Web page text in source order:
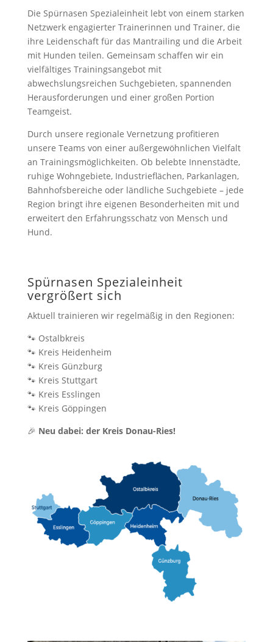
Die Spürnasen Spezialeinheit lebt von einem starken
Netzwerk engagierter Trainerinnen und Trainer, die
ihre Leidenschaft für das Mantrailing und die Arbeit
mit Hunden teilen. Gemeinsam schaffen wir ein
vielfältiges Trainingsangebot mit
abwechslungsreichen Suchgebieten, spannenden
Herausforderungen und einer großen Portion
Teamgeist.
Durch unsere regionale Vernetzung profitieren
unsere Teams von einer außergewöhnlichen Vielfalt
an Trainingsmöglichkeiten. Ob belebte Innenstädte,
ruhige Wohngebiete, Industrieflächen, Parkanlagen,
Bahnhofsbereiche oder ländliche Suchgebiete – jede
Region bringt ihre eigenen Besonderheiten mit und
erweitert den Erfahrungsschatz von Mensch und
Hund.
Spürnasen Spezialeinheit
vergrößert sich
Aktuell trainieren wir regelmäßig in den Regionen:
🐾 Ostalbkreis
🐾 Kreis Heidenheim
🐾 Kreis Günzburg
🐾 Kreis Stuttgart
🐾 Kreis Esslingen
🐾 Kreis Göppingen
🎉 Neu dabei: der Kreis Donau-Ries!